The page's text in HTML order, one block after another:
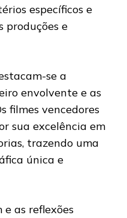
específicos e
produções e
se a
envolvente e as
filmes vencedores
sua excelência em
trazendo uma
única e
e as reflexões